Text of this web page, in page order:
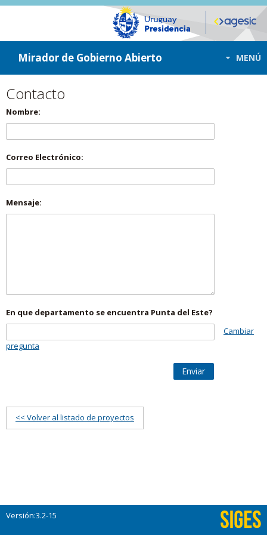
ir a contenido
ir al menú
Mirador de Gobierno Abierto MENÚ
Contacto
Nombre:
Correo Electrónico:
Mensaje:
En que departamento se encuentra Punta del Este?
Cambiar
pregunta
Enviar
<< Volver al listado de proyectos
Versión:3.2-15